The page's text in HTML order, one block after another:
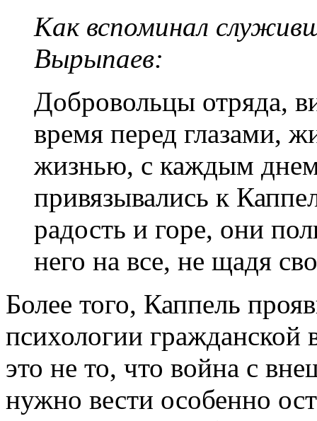
Как вспоминал
Вырыпаев:
Добровольцы отряда,
время перед глазами,
жизнью, с каждым днем
привязывались к
радость и горе, они
него на все, не щадя
Более того, Каппель
психологии
это не то, что война с
нужно вести особенно